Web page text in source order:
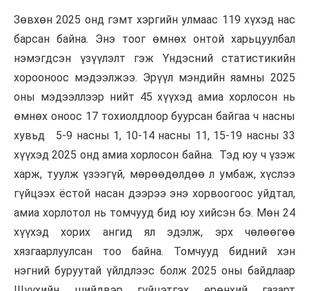
Зөвхөн 2025 онд гэмт хэргийн улмаас 119 хүхэд нас
барсан байна. Энэ тоог өмнөх онтой харьцуулбал
нэмэгдсэн үзүүлэлт гэж Үндэсний статистикийн
хорооноос мэдээлжээ. Эрүүл мэндийн яамны 2025
оны мэдээллээр нийт 45 хүүхэд амиа хорлосон нь
өмнөх оноос 17 тохиолдлоор буурсан байгаа ч насны
хувьд 5-9 насны 1, 10-14 насны 11, 15-19 насны 33
хүүхэд 2025 онд амиа хорлосон байна. Тэд юу ч үзэж
харж, туулж үзээгүй, мөрөөдөлдөө л умбаж, хүслээ
гүйцээх ёстой насан дээрээ энэ хорвоогоос уйдтал,
амиа хорлотол нь томчууд бид юу хийсэн бэ. Мөн 24
хүүхэд хорих ангид ял эдэлж, эрх чөлөөгөө
хязгаарлуулсан тоо байна. Томчууд бидний хэн
нэгний буруутай үйлдлээс болж 2025 оны байдлаар